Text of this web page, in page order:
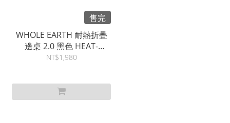
售完
WHOLE EARTH 耐熱折疊
邊桌 2.0 黑色 HEAT-
RESISTANT SIDE TABLE
NT$1,980